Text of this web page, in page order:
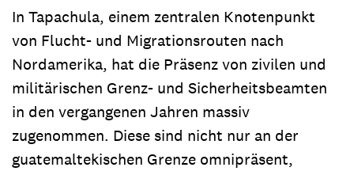
In Tapachula, einem zentralen Knotenpunkt
von Flucht- und Migrationsrouten nach
Nordamerika, hat die Präsenz von zivilen und
militärischen Grenz- und Sicherheitsbeamten
in den vergangenen Jahren massiv
zugenommen. Diese sind nicht nur an der
guatemaltekischen Grenze omnipräsent,